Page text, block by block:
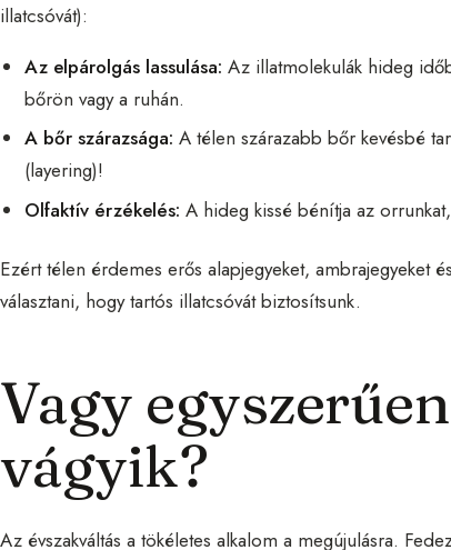
illatcsóvát):
Az elpárolgás lassulása: Az illatmolekulák hideg
bőrön vagy a ruhán.
A bőr szárazsága: A télen szárazabb bőr kevésbé
(layering)!
Olfaktív érzékelés: A hideg kissé bénítja az
Ezért télen érdemes erős alapjegyeket, ambrajegyeket
választani, hogy tartós illatcsóvát biztosítsunk.
Vagy
vágyik?
Az évszakváltás a tökéletes alkalom a megújulásra.